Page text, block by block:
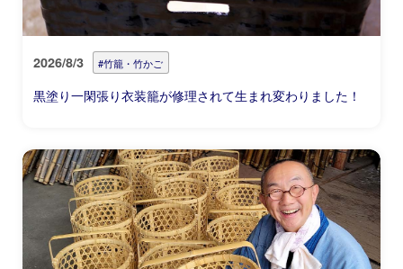
2026/8/3 #竹籠・竹かご
黒塗り一閑張り衣装籠が修理されて生まれ変わりました！